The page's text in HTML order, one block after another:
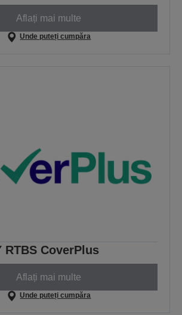
Aflați mai multe
Unde puteți cumpăra
RTBS CoverPlus
Aflați mai multe
Unde puteți cumpăra